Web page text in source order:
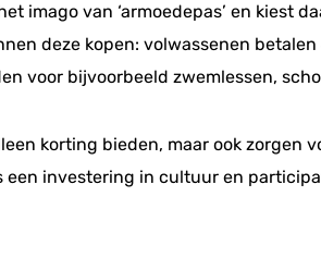
imago van ‘armoedepas’ en kiest
deze kopen: volwassenen
voor bijvoorbeeld zwemlessen,
korting bieden, maar ook zorgen
een investering in cultuur en